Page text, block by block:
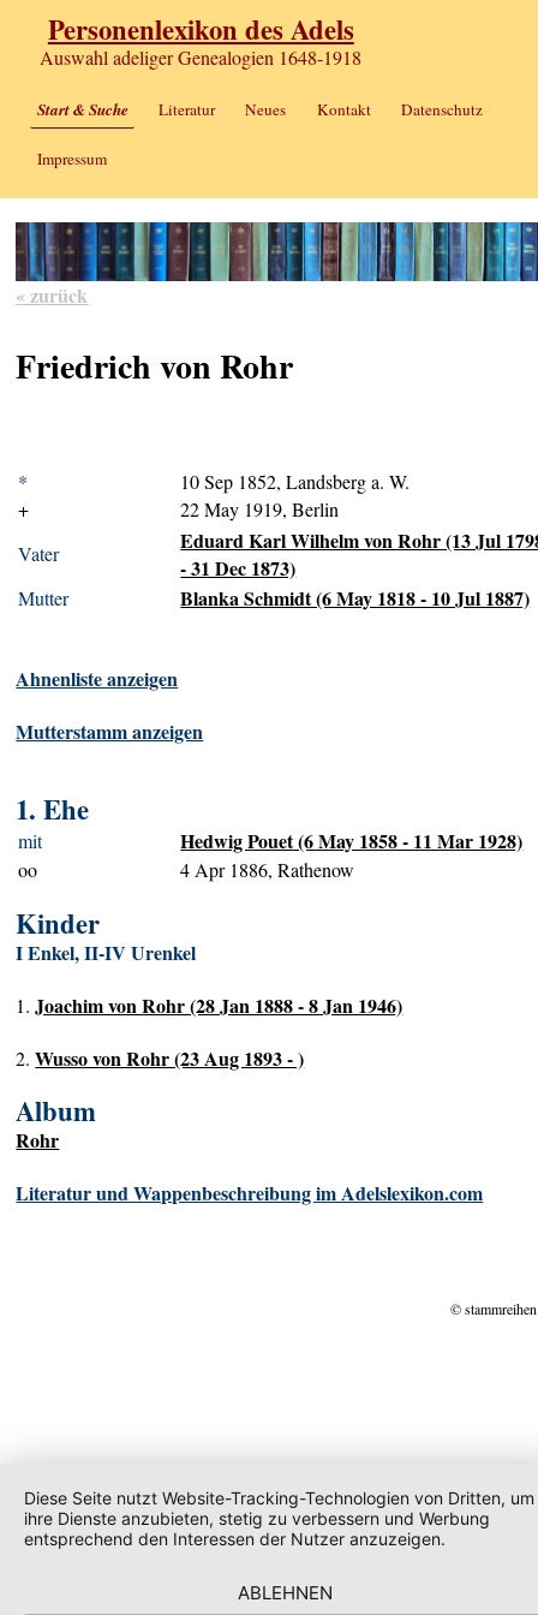
Personenlexikon des Adels
Auswahl adeliger Genealogien 1648-1918
Start & Suche Literatur Neues Kontakt Datenschutz
Impressum
« zurück
Friedrich von Rohr
*
10 Sep 1852, Landsberg a. W.
+
22 May 1919, Berlin
Vater
Eduard Karl Wilhelm von Rohr (13 Jul
- 31 Dec 1873)
Mutter Blanka Schmidt (6 May 1818 - 10 Jul 1887)
Ahnenliste anzeigen
Mutterstamm anzeigen
1. Ehe
mit Hedwig Pouet (6 May 1858 - 11 Mar 1928)
oo 4 Apr 1886, Rathenow
Kinder
I Enkel, II-IV Urenkel
1.Joachim von Rohr (28 Jan 1888 - 8 Jan 1946)
2.Wusso von Rohr (23 Aug 1893 - )
Album
Rohr
Literatur und Wappenbeschreibung im Adelslexikon.com
©
Diese Seite nutzt Website-Tracking-Technologien von Dritten, um
ihre Dienste anzubieten, stetig zu verbessern und Werbung
entsprechend den Interessen der Nutzer anzuzeigen.
ABLEHNEN